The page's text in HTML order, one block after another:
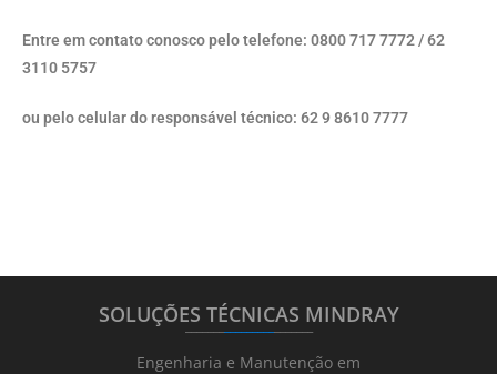
Entre em contato conosco pelo telefone: 0800 717 7772 / 62
3110 5757
ou pelo celular do responsável técnico: 62 9 8610 7777
SOLUÇÕES TÉCNICAS MINDRAY
_______________________
Engenharia e Manutenção em